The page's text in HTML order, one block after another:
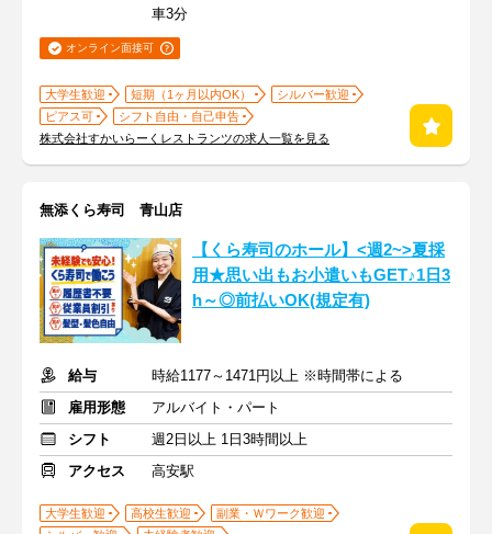
車3分
オンライン面接可
大学生歓迎 短期（1ヶ月以内OK）
シルバー歓迎
ピアス可
シフト自由・自己申告
株式会社すかいらーくレストランツの求人一覧を見る
無添くら寿司 青山店
【くら寿司のホール】<週2~>夏採
用★思い出もお小遣いもGET♪1日3
h～◎前払いOK(規定有)
給与
時給1177～1471円以上 ※時間帯による
雇用形態
アルバイト・パート
シフト
週2日以上 1日3時間以上
アクセス
高安駅
大学生歓迎 高校生歓迎
副業・Ｗワーク歓迎